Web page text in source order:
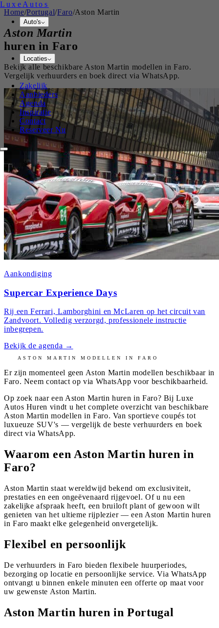
Luxe Autos
Auto's
Locaties
Zakelijk
Aanbieders
Agenda
Inspiratie
Contact
Reserveer Nu
Home/Portugal/Faro/Aston Martin
Aston Martin
huren in Faro
Bekijk alle beschikbare Aston Martin modellen inFaro.
Vergelijk verhuurders en boek direct via WhatsApp.
Aankondiging
Supercar Experience Days
Rij een Ferrari, Lamborghini en McLaren op het circuit van
Zandvoort. Volledig verzorgd, professionele instructie
inbegrepen.
Bekijk de agenda →
ASTON MARTIN MODELLEN INFARO
Er zijn momenteel geen Aston Martin modellen beschikbaar in
Faro. Neem contact op via WhatsApp voor beschikbaarheid.
Op zoek naar een Aston Martin huren in Faro? Bij Luxe
Autos Huren vindt u het complete overzicht van beschikbare
Aston Martin modellen in Faro. Van sportieve coupés tot
luxueuze SUV's — vergelijk de beste verhuurders en boek
direct via WhatsApp.
Waarom een Aston Martin huren in
Faro?
Aston Martin staat wereldwijd bekend om exclusiviteit,
prestaties en een ongeëvenaard rijgevoel. Of u nu een
zakelijke afspraak heeft, een bruiloft plant of gewoon wilt
genieten van het ultieme rijplezier — een Aston Martin huren
in Faro maakt elke gelegenheid onvergetelijk.
Flexibel en persoonlijk
De verhuurders in Faro bieden flexibele huurperiodes,
bezorging op locatie en persoonlijke service. Via WhatsApp
ontvangt u binnen enkele minuten een offerte op maat voor
uw gewenste Aston Martin.
Aston Martin huren in Portugal